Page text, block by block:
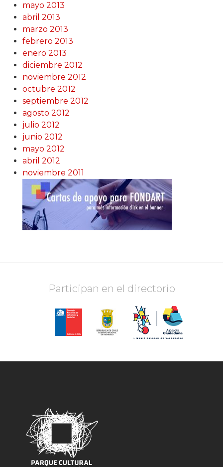
mayo 2013
abril 2013
marzo 2013
febrero 2013
enero 2013
diciembre 2012
noviembre 2012
octubre 2012
septiembre 2012
agosto 2012
julio 2012
junio 2012
mayo 2012
abril 2012
noviembre 2011
Participan en el directorio